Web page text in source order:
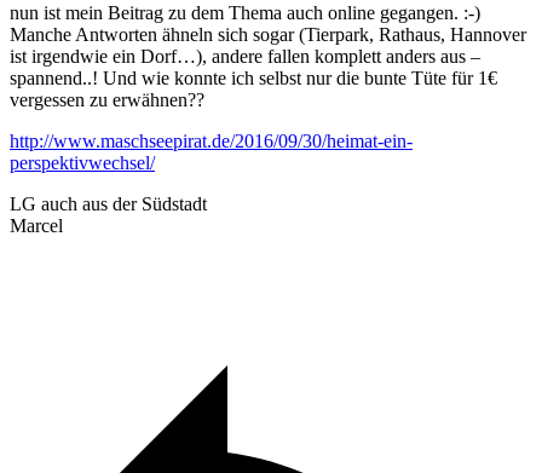
nun ist mein Beitrag zu dem Thema auch online gegangen. :-)
Manche Antworten ähneln sich sogar (Tierpark, Rathaus, Hannover
ist irgendwie ein Dorf…), andere fallen komplett anders aus –
spannend..! Und wie konnte ich selbst nur die bunte Tüte für 1€
vergessen zu erwähnen??
http://www.maschseepirat.de/2016/09/30/heimat-ein-
perspektivwechsel/
LG auch aus der Südstadt
Marcel